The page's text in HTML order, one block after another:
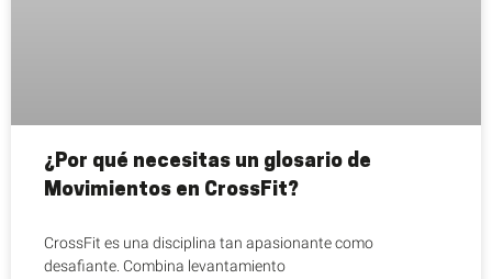
¿Por qué necesitas un glosario de
Movimientos en CrossFit?
CrossFit es una disciplina tan apasionante como
desafiante. Combina levantamiento